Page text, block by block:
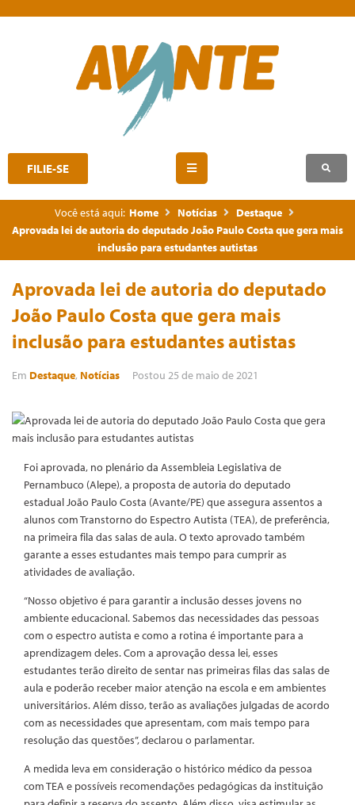
FILIE-SE
Você está aqui: Home Notícias
Destaque
Aprovada lei de autoria do deputado João Paulo Costa que gera mais
inclusão para estudantes autistas
Aprovada lei de autoria do deputado
João Paulo Costa que gera mais
inclusão para estudantes autistas
Em Destaque, Notícias Postou 25 de maio de 2021
Foi aprovada, no plenário da Assembleia Legislativa de
Pernambuco (Alepe), a proposta de autoria do deputado
estadual João Paulo Costa (Avante/PE) que assegura assentos a
alunos com Transtorno do Espectro Autista (TEA), de preferência,
na primeira fila das salas de aula. O texto aprovado também
garante a esses estudantes mais tempo para cumprir as
atividades de avaliação.
“Nosso objetivo é para garantir a inclusão desses jovens no
ambiente educacional. Sabemos das necessidades das pessoas
com o espectro autista e como a rotina é importante para a
aprendizagem deles. Com a aprovação dessa lei, esses
estudantes terão direito de sentar nas primeiras filas das salas de
aula e poderão receber maior atenção na escola e em ambientes
universitários. Além disso, terão as avaliações julgadas de acordo
com as necessidades que apresentam, com mais tempo para
resolução das questões”, declarou o parlamentar.
A medida leva em consideração o histórico médico da pessoa
com TEA e possíveis recomendações pedagógicas da instituição